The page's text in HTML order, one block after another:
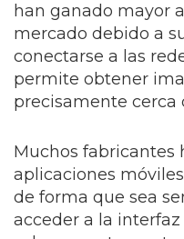
han ganado mayor
mercado debido a
conectarse a las
permite obtener
precisamente cerca
Muchos fabricantes
aplicaciones
de forma que sea
acceder a la